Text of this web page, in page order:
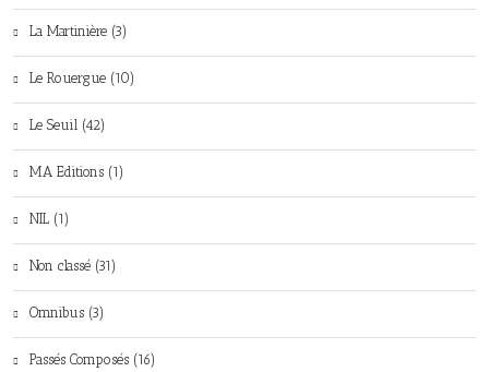
La Martinière (3)
Le Rouergue (10)
Le Seuil (42)
MA Editions (1)
NIL (1)
Non classé (31)
Omnibus (3)
Passés Composés (16)